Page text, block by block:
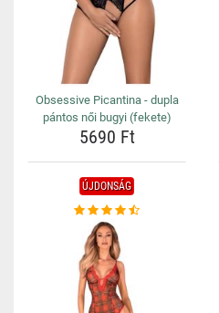
Obsessive Picantina - dupla
pántos női bugyi (fekete)
5690 Ft
ÚJDONSÁG